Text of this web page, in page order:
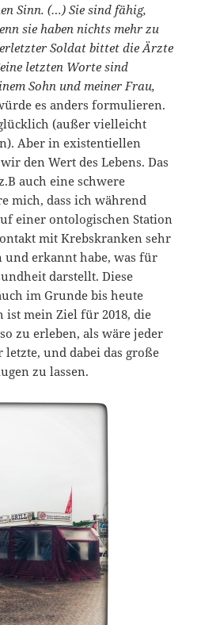
Sinn. (…) Sie sind fähig,
sie haben nichts mehr zu
Soldat bittet die Ärzte
letzten Worte sind
Sohn und meiner Frau,
es anders formulieren.
(außer vielleicht
Aber in existentiellen
den Wert des Lebens. Das
auch eine schwere
mich, dass ich während
einer ontologischen Station
mit Krebskranken sehr
und erkannt habe, was für
darstellt. Diese
im Grunde bis heute
ist mein Ziel für 2018, die
zu erleben, als wäre jeder
und dabei das große
zu lassen.